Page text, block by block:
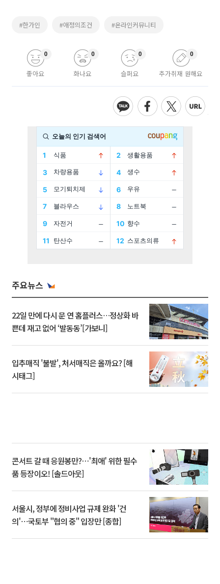
#한가인 #애정의조건 #온라인커뮤니티
좋아요
0
화나요
0
슬퍼요
0
추가취재 원해요
0
주요뉴스
22일 만에 다시 문 연 홈플러스…정상화 바
쁜데 재고 없어 ‘발동동’[가보니]
입추매직 '불발', 처서매직은 올까요? [해
시태그]
콘서트 갈 때 응원봉만?⋯'최애' 위한 필수
품 등장이오! [솔드아웃]
서울시, 정부에 정비사업 규제 완화 '건
의'⋯국토부 "협의 중" 입장만 [종합]